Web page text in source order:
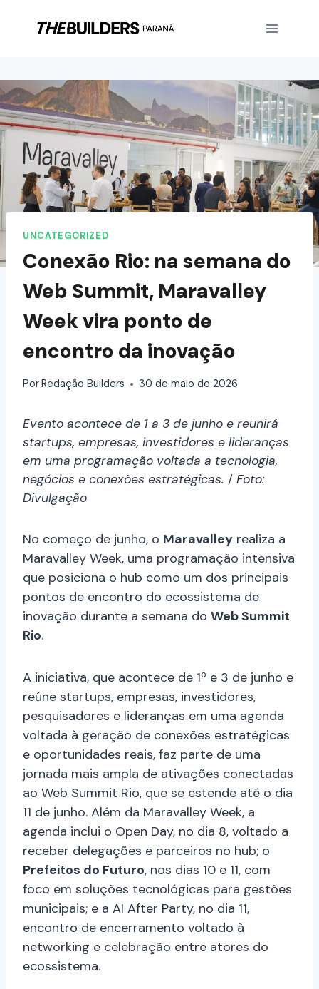
UNCATEGORIZED
Conexão Rio: na semana do
Web Summit, Maravalley
Week vira ponto de
encontro da inovação
Por Redação Builders 30 de maio de 2026
Evento acontece de 1 a 3 de junho e reunirá
startups, empresas, investidores e lideranças
em uma programação voltada a tecnologia,
negócios e conexões estratégicas. / Foto:
Divulgação
No começo de junho, o Maravalley realiza a
Maravalley Week, uma programação intensiva
que posiciona o hub como um dos principais
pontos de encontro do ecossistema de
inovação durante a semana do Web Summit
Rio.
A iniciativa, que acontece de 1º e 3 de junho e
reúne startups, empresas, investidores,
pesquisadores e lideranças em uma agenda
voltada à geração de conexões estratégicas
e oportunidades reais, faz parte de uma
jornada mais ampla de ativações conectadas
ao Web Summit Rio, que se estende até o dia
11 de junho. Além da Maravalley Week, a
agenda inclui o Open Day, no dia 8, voltado a
receber delegações e parceiros no hub; o
Prefeitos do Futuro, nos dias 10 e 11, com
foco em soluções tecnológicas para gestões
municipais; e a AI After Party, no dia 11,
encontro de encerramento voltado à
networking e celebração entre atores do
ecossistema.